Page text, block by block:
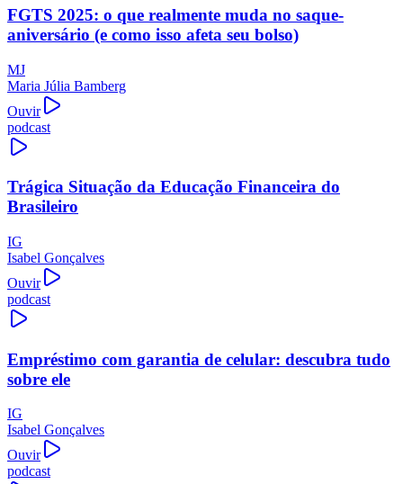
FGTS 2025: o que realmente muda no saque-
aniversário (e como isso afeta seu bolso)
MJ
Maria Júlia Bamberg
Ouvir
podcast
Trágica Situação da Educação Financeira do
Brasileiro
IG
Isabel Gonçalves
Ouvir
podcast
Empréstimo com garantia de celular: descubra tudo
sobre ele
IG
Isabel Gonçalves
Ouvir
podcast